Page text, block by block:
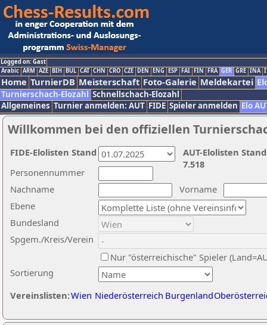
Logged on: Gast
Arabic ARM AZE BIH BUL CAT CHN CRO CZE DEN ENG ESP FAI FIN FRA GER GRE INA
Home TurnierDB Meisterschaft Foto-Galerie Meldekartei
Turnierschach-Elozahl Schnellschach-Elozahl
Allgemeines Turnier anmelden: AUT FIDE Spieler anmelden Elo
Willkommen bei den offiziellen
Nachname
Vorname
Ebene
Sortierung
Personennummer
Bundesland
Spgem./Kreis/Verein
Nur "österreichische" Spieler
Vereinslisten:Wien Niederösterreich Burgenland
AUT-Elolisten
7.518
FIDE-Elolisten Stand